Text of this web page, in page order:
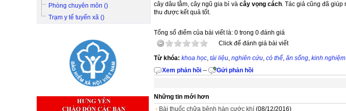
Phòng chuyên môn ()
Trạm y tế tuyến xã ()
cây dâu tằm, cây ngũ gia bì và cây vọng cách. Tác giả cũng đã giúp
thu được kết quả tốt.
Tổng số điểm của bài viết là: 0 trong 0 đánh giá
Click để đánh giá bài viết
Từ khóa: khoa học, tài liệu, nghiên cứu, có thể, ăn sống, kinh nghiệm
Xem phản hồi -- Gửi phản hồi
Những tin mới hơn
Bài thuốc chữa bệnh hàn cước khí (08/12/2016)